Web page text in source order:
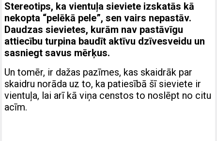
Stereotips, ka vientuļa sieviete izskatās kā
nekopta “pelēkā pele”, sen vairs nepastāv.
Daudzas sievietes, kurām nav pastāvīgu
attiecību turpina baudīt aktīvu dzīvesveidu un
sasniegt savus mērķus.
Un tomēr, ir dažas pazīmes, kas skaidrāk par
skaidru norāda uz to, ka patiesībā šī sieviete ir
vientuļa, lai arī kā viņa censtos to noslēpt no citu
acīm.